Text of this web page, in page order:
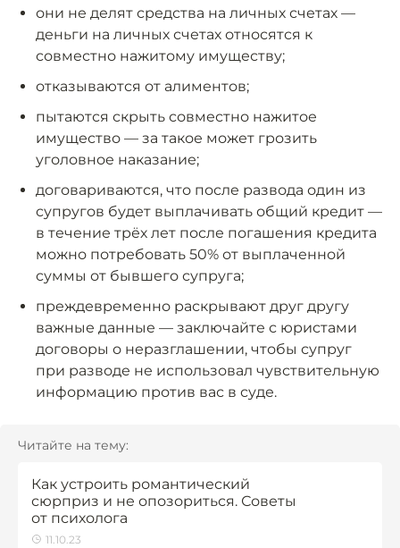
они не делят средства на личных счетах —
деньги на личных счетах относятся к
совместно нажитому имуществу;
отказываются от алиментов;
пытаются скрыть совместно нажитое
имущество — за такое может грозить
уголовное наказание;
договариваются, что после развода один из
супругов будет выплачивать общий кредит —
в течение трёх лет после погашения кредита
можно потребовать 50% от выплаченной
суммы от бывшего супруга;
преждевременно раскрывают друг другу
важные данные — заключайте с юристами
договоры о неразглашении, чтобы супруг
при разводе не использовал чувствительную
информацию против вас в суде.
Читайте на тему:
Как устроить романтический
сюрприз и не опозориться. Советы
от психолога
11.10.23